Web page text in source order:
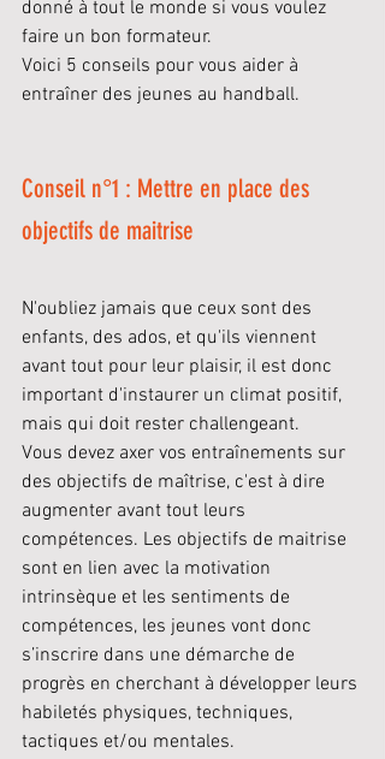
donné à tout le monde si vous voulez
faire un bon formateur.
Voici 5 conseils pour vous aider à
entraîner des jeunes au handball.
Conseil n°1 : Mettre en place des
objectifs de maitrise
N'oubliez jamais que ceux sont des
enfants, des ados, et qu'ils viennent
avant tout pour leur plaisir, il est donc
important d'instaurer un climat positif,
mais qui doit rester challengeant.
Vous devez axer vos entraînements sur
des objectifs de maîtrise, c'est à dire
augmenter avant tout leurs
compétences. Les objectifs de maitrise
sont en lien avec la motivation
intrinsèque et les sentiments de
compétences, les jeunes vont donc
s’inscrire dans une démarche de
progrès en cherchant à développer leurs
habiletés physiques, techniques,
tactiques et/ou mentales.